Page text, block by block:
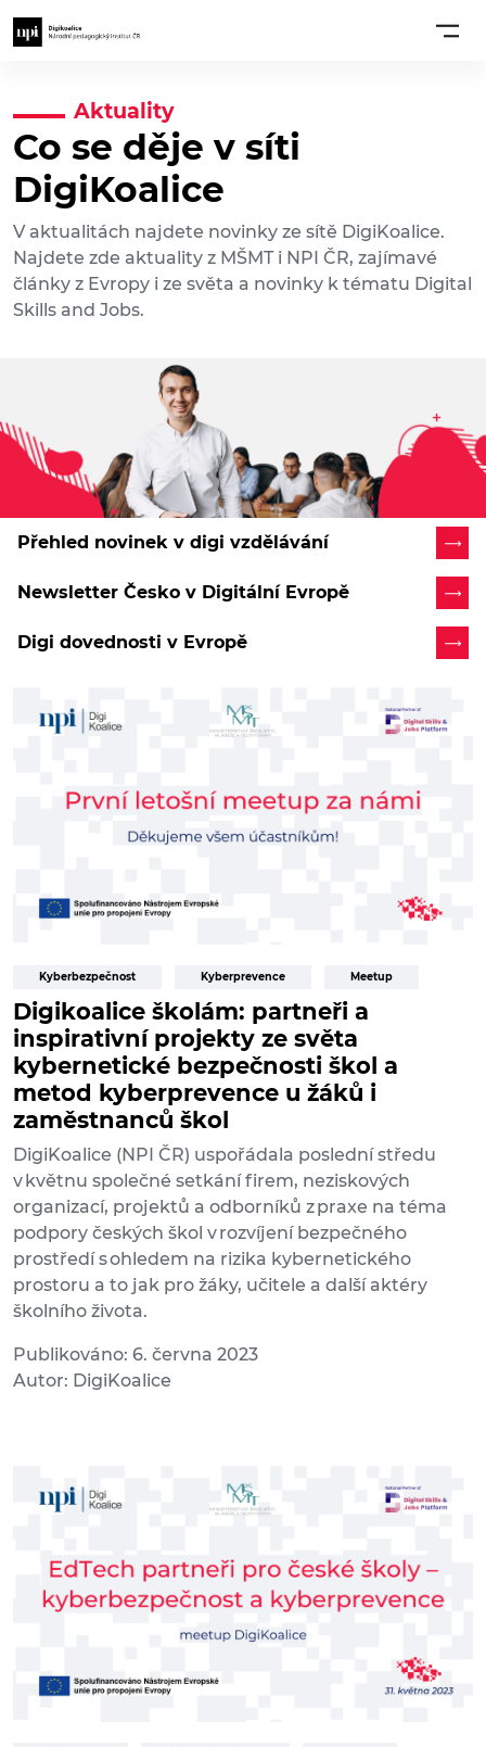
Aktuality
Co se děje v síti
DigiKoalice
V aktualitách najdete novinky ze sítě DigiKoalice.
Najdete zde aktuality z MŠMT i NPI ČR, zajímavé
články z Evropy i ze světa a novinky k tématu Digital
Skills and Jobs.
Přehled novinek v digi vzdělávání
Newsletter Česko v Digitální Evropě
Digi dovednosti v Evropě
Kyberbezpečnost Kyberprevence Meetup
Digikoalice školám: partneři a
inspirativní projekty ze světa
kybernetické bezpečnosti škol a
metod kyberprevence u žáků i
zaměstnanců škol
DigiKoalice (NPI ČR) uspořádala poslední středu
v květnu společné setkání firem, neziskových
organizací, projektů a odborníků z praxe na téma
podpory českých škol v rozvíjení bezpečného
prostředí s ohledem na rizika kybernetického
prostoru a to jak pro žáky, učitele a další aktéry
školního života.
Publikováno: 6. června 2023
Autor: DigiKoalice